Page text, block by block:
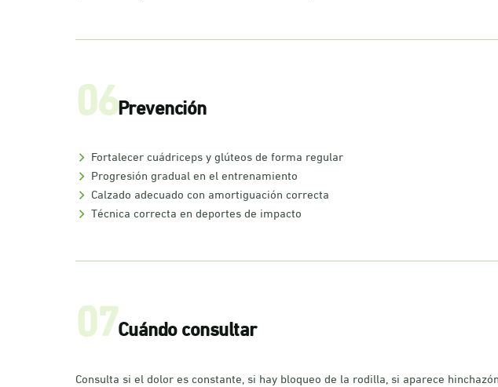
06Prevención
Fortalecer cuádriceps y glúteos de forma regular
Progresión gradual en el entrenamiento
Calzado adecuado con amortiguación correcta
Técnica correcta en deportes de impacto
07Cuándo consultar
Consulta si el dolor es constante, si hay bloqueo de la rodilla, si aparece